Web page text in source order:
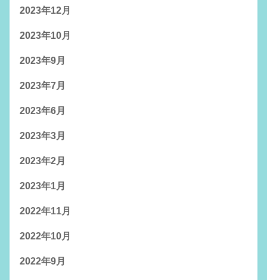
2023年12月
2023年10月
2023年9月
2023年7月
2023年6月
2023年3月
2023年2月
2023年1月
2022年11月
2022年10月
2022年9月